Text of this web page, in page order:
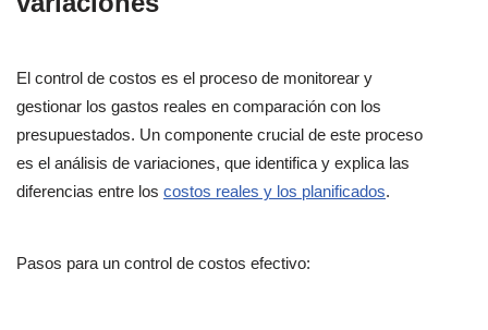
El control de costos es el proceso de monitorear y
gestionar los gastos reales en comparación con los
presupuestados. Un componente crucial de este proceso
es el análisis de variaciones, que identifica y explica las
diferencias entre los costos reales y los planificados.
Pasos para un control de costos efectivo: